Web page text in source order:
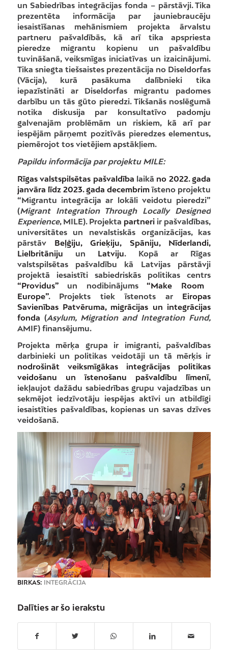
un Sabiedrības integrācijas fonda – pārstāvji. Tika
prezentēta informācija par jauniebraucēju
iesaistīšanas mehānismiem projekta ārvalstu
partneru pašvaldībās, kā arī tika apspriesta
pieredze migrantu kopienu un pašvaldību
tuvināšanā, veiksmīgas iniciatīvas un izaicinājumi.
Tika sniegta tiešsaistes prezentācija no Diseldorfas
(Vācija), kurā pasākuma dalībnieki tika
iepazīstināti ar Diseldorfas migrantu padomes
darbību un tās gūto pieredzi. Tikšanās noslēgumā
notika diskusija par konsultatīvo padomju
galvenajām problēmām un riskiem, kā arī par
iespējām pārņemt pozitīvās pieredzes elementus,
piemērojot tos vietējiem apstākļiem.
Papildu informācija par projektu MILE:
Rīgas valstspilsētas pašvaldība laikā no 2022. gada
janvāra līdz 2023. gada decembrimīsteno projektu
“Migrantu integrācija ar lokāli veidotu pieredzi”
(Migrant Integration Through Locally Designed
Experience, MILE). Projekta partneri ir pašvaldības,
universitātes un nevalstiskās organizācijas, kas
pārstāv Beļģiju, Grieķiju, Spāniju, Nīderlandi,
Lielbritāniju un Latviju. Kopā ar Rīgas
valstspilsētas pašvaldību kā Latvijas pārstāvji
projektā iesaistīti sabiedriskās politikas centrs
“Providus”un nodibinājums“Make Room
Europe”. Projekts tiek īstenots ar Eiropas
Savienības Patvēruma, migrācijas un integrācijas
fonda (Asylum, Migration and Integration Fund,
AMIF) finansējumu.
Projekta mērķa grupa ir imigranti, pašvaldības
darbinieki un politikas veidotāji un tā mērķis ir
nodrošināt veiksmīgākas integrācijas politikas
veidošanu un īstenošanu pašvaldību līmenī,
iekļaujot dažādu sabiedrības grupu vajadzības un
sekmējot iedzīvotāju iespējas aktīvi un atbildīgi
iesaistīties pašvaldības, kopienas un savas dzīves
veidošanā.
BIRKAS: INTEGRĀCIJA
Dalīties ar šo ierakstu